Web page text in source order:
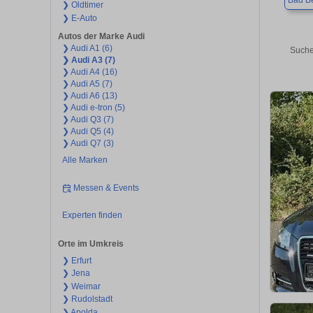
❯ Oldtimer
❯ E-Auto
Autos der Marke Audi
❯ Audi A1 (6)
❯ Audi A3 (7)
❯ Audi A4 (16)
❯ Audi A5 (7)
❯ Audi A6 (13)
❯ Audi e-tron (5)
❯ Audi Q3 (7)
❯ Audi Q5 (4)
❯ Audi Q7 (3)
Alle Marken
Messen & Events
Experten finden
Orte im Umkreis
❯ Erfurt
❯ Jena
❯ Weimar
❯ Rudolstadt